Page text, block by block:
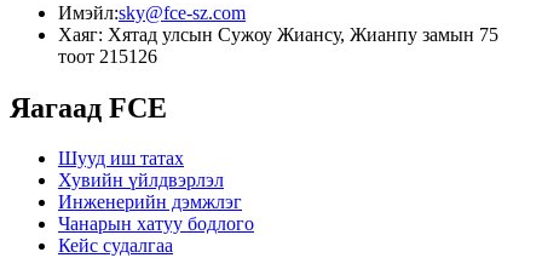
Имэйл:sky@fce-sz.com
Хаяг: Хятад улсын Сужоу Жиансу, Жианпу замын 75
тоот 215126
Яагаад FCE
Шууд иш татах
Хувийн үйлдвэрлэл
Инженерийн дэмжлэг
Чанарын хатуу бодлого
Кейс судалгаа